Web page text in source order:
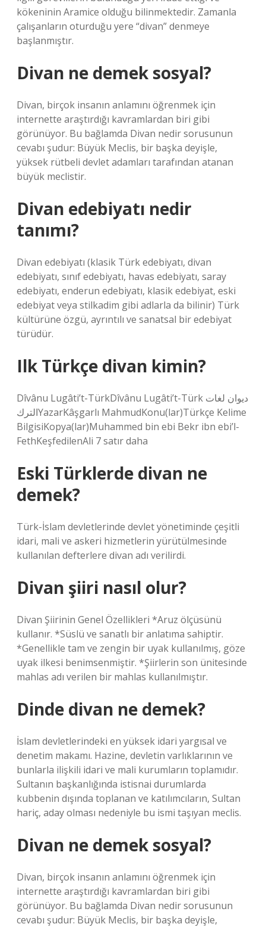
kökeninin Aramice olduğu bilinmektedir. Zamanla
çalışanların oturduğu yere “divan” denmeye
başlanmıştır.
Divan ne demek sosyal?
Divan, birçok insanın anlamını öğrenmek için
internette araştırdığı kavramlardan biri gibi
görünüyor. Bu bağlamda Divan nedir sorusunun
cevabı şudur: Büyük Meclis, bir başka deyişle,
yüksek rütbeli devlet adamları tarafından atanan
büyük meclistir.
Divan edebiyatı nedir
tanımı?
Divan edebiyatı (klasik Türk edebiyatı, divan
edebiyatı, sınıf edebiyatı, havas edebiyatı, saray
edebiyatı, enderun edebiyatı, klasik edebiyat, eski
edebiyat veya stilkadim gibi adlarla da bilinir) Türk
kültürüne özgü, ayrıntılı ve sanatsal bir edebiyat
türüdür.
Ilk Türkçe divan kimin?
Dîvânu Lugâti’t-TürkDîvânu Lugâti’t-Türk ديوان لغات
التركYazarKâşgarlı MahmudKonu(lar)Türkçe Kelime
BilgisiKopya(lar)Muhammed bin ebi Bekr ibn ebi’l-
FethKeşfedilenAli 7 satır daha
Eski Türklerde divan ne
demek?
Türk-İslam devletlerinde devlet yönetiminde çeşitli
idari, mali ve askeri hizmetlerin yürütülmesinde
kullanılan defterlere divan adı verilirdi.
Divan şiiri nasıl olur?
Divan Şiirinin Genel Özellikleri *Aruz ölçüsünü
kullanır. *Süslü ve sanatlı bir anlatıma sahiptir.
*Genellikle tam ve zengin bir uyak kullanılmış, göze
uyak ilkesi benimsenmiştir. *Şiirlerin son ünitesinde
mahlas adı verilen bir mahlas kullanılmıştır.
Dinde divan ne demek?
İslam devletlerindeki en yüksek idari yargısal ve
denetim makamı. Hazine, devletin varlıklarının ve
bunlarla ilişkili idari ve mali kurumların toplamıdır.
Sultanın başkanlığında istisnai durumlarda
kubbenin dışında toplanan ve katılımcıların, Sultan
hariç, aday olması nedeniyle bu ismi taşıyan meclis.
Divan ne demek sosyal?
Divan, birçok insanın anlamını öğrenmek için
internette araştırdığı kavramlardan biri gibi
görünüyor. Bu bağlamda Divan nedir sorusunun
cevabı şudur: Büyük Meclis, bir başka deyişle,